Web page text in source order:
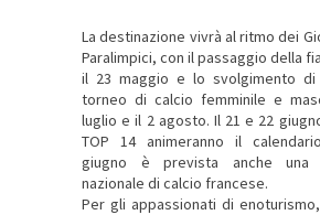
La destinazione vivrà al ritmo dei
Paralimpici, con il passaggio della
il 23 maggio e lo svolgimento
torneo di calcio femminile e
luglio e il 2 agosto. Il 21 e 22
TOP 14 animeranno il
giugno è prevista anche una
nazionale di calcio francese.
Per gli appassionati di